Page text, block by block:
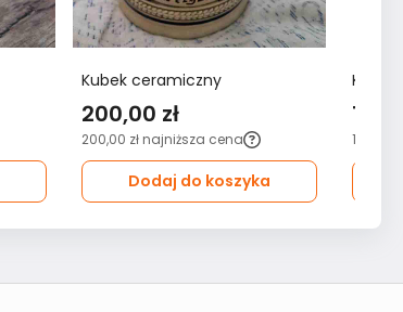
Kubek ceramiczny
200,00 zł
200,00 zł najniższa cena
Dodaj do koszyka
10,00 zł